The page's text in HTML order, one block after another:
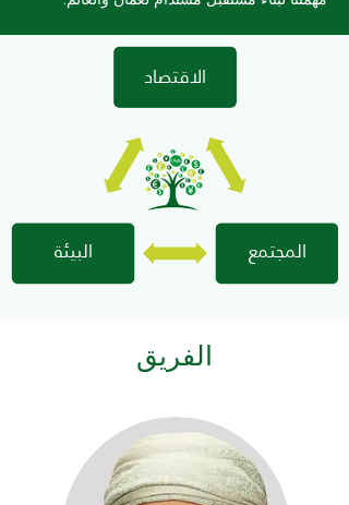
الاقتصاد
المجتمع البيئة
الفريق